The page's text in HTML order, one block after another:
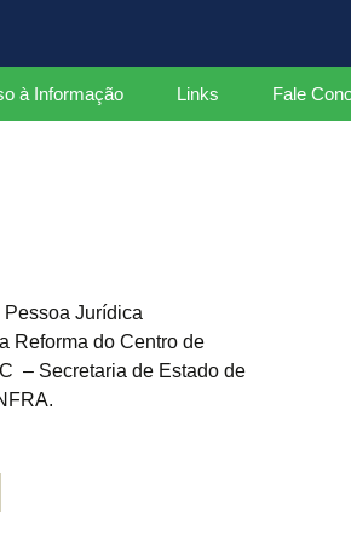
à Informação Links Fale
Jurídica
Reforma do Centro de
– Secretaria de Estado de